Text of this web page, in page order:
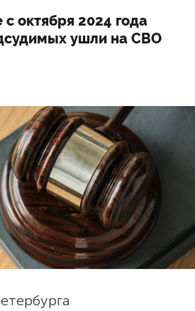
с октября 2024 года
ушли на СВО